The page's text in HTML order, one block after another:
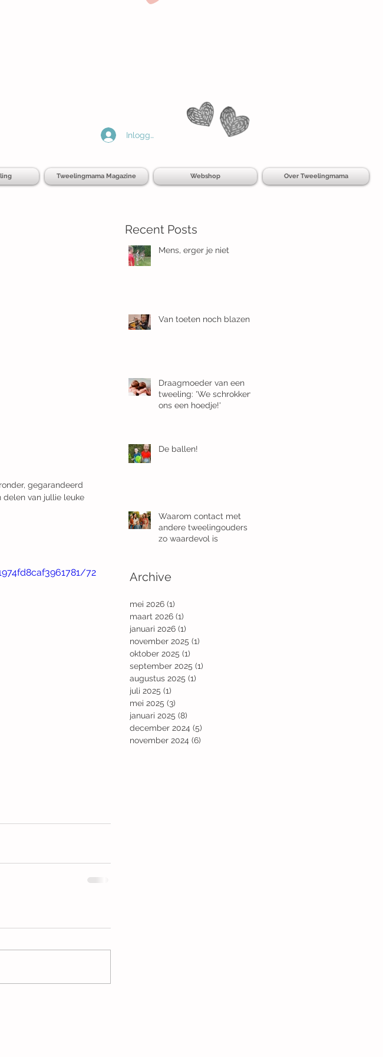
Inloggen
Tweelingmama Magazine Webshop Over Tweelingmama
gegarandeerd
van jullie leuke
72
Recent Posts
Mens, erger je niet
Van toeten noch blazen
Draagmoeder van een
tweeling: 'We schrokken
ons een hoedje!'
De ballen!
Waarom contact met
andere tweelingouders
zo waardevol is
Archive
mei 2026 (1)
maart 2026 (1)
januari 2026 (1)
november 2025 (1)
oktober 2025 (1)
september 2025 (1)
augustus 2025 (1)
juli 2025 (1)
mei 2025 (3)
januari 2025 (8)
december 2024 (5)
november 2024 (6)